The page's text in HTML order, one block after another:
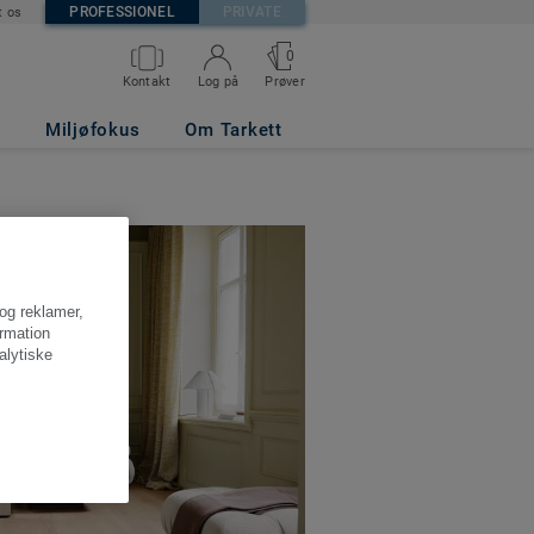
os PROFESSIONEL PRIVATE
Kontakt Log på
0
Prøver
Miljøfokus Om Tarkett
reklamer,